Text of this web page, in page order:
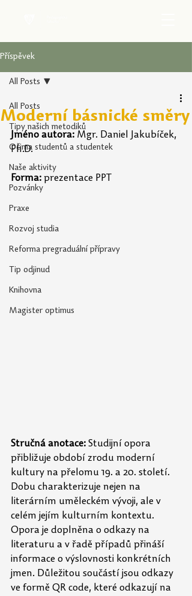
Příspěvek
All Posts
Tipy našich metodiků
Očima studentů a studentek
Naše aktivity
Pozvánky
Praxe
Rozvoj studia
Reforma pregraduální přípravy
Tip odjinud
Knihovna
Magister optimus
All Posts
Moderní básnické směry
Jméno autora: Mgr. Daniel Jakubíček,
Ph.D.
Forma: prezentace PPT
Stručná anotace: Studijní opora
přibližuje období zrodu moderní
kultury na přelomu 19. a 20. století.
Dobu charakterizuje nejen na
literárním uměleckém vývoji, ale v
celém jejím kulturním kontextu.
Opora je doplněna o odkazy na
literaturu a v řadě případů přináší
informace o výslovnosti konkrétních
jmen. Důležitou součástí jsou odkazy
ve formě QR code, které odkazují na